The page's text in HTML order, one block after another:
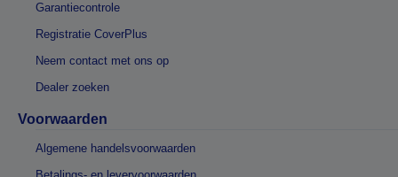
Garantiecontrole
Registratie CoverPlus
Neem contact met ons op
Dealer zoeken
Voorwaarden
Algemene handelsvoorwaarden